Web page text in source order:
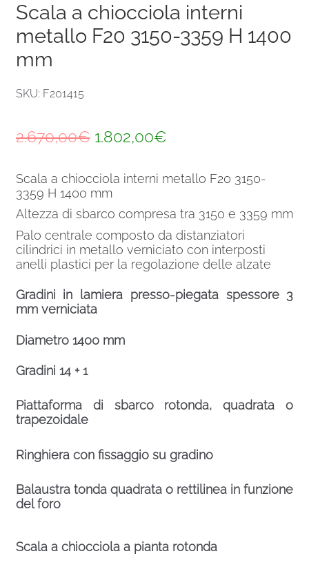
Scala a chiocciola interni
metallo F20 3150-3359 H 1400
mm
SKU: F201415
2.670,00€ Il
originale
era:
2.670,00€.
1.802,00€Il
attuale
è:
1.802,00€.
Scala a chiocciola interni metallo F20 3150-
3359 H 1400 mm
Altezza di sbarco compresa tra 3150 e 3359 mm
Palo centrale composto da distanziatori
cilindrici in metallo verniciato con interposti
anelli plastici per la regolazione delle alzate
Gradini in lamiera presso-piegata spessore 3
mm verniciata
Diametro 1400 mm
Gradini 14 + 1
Piattaforma di sbarco rotonda, quadrata o
trapezoidale
Ringhiera con fissaggio su gradino
Balaustra tonda quadrata o rettilinea in funzione
del foro
Scala a chiocciola a pianta rotonda